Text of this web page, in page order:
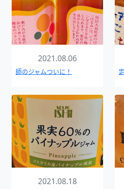
2021.08.06
師のジャムついに！
2021.08.18